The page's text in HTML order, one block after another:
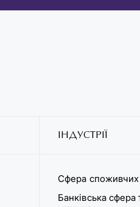
ІНДУСТРІЇ
Сфера споживчих
Банківська сфера